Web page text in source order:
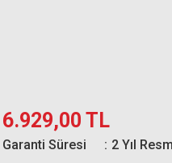
6.929,00 TL
Garanti Süresi 2 Yıl